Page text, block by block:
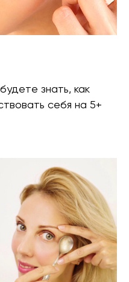
знать, как
себя на 5+